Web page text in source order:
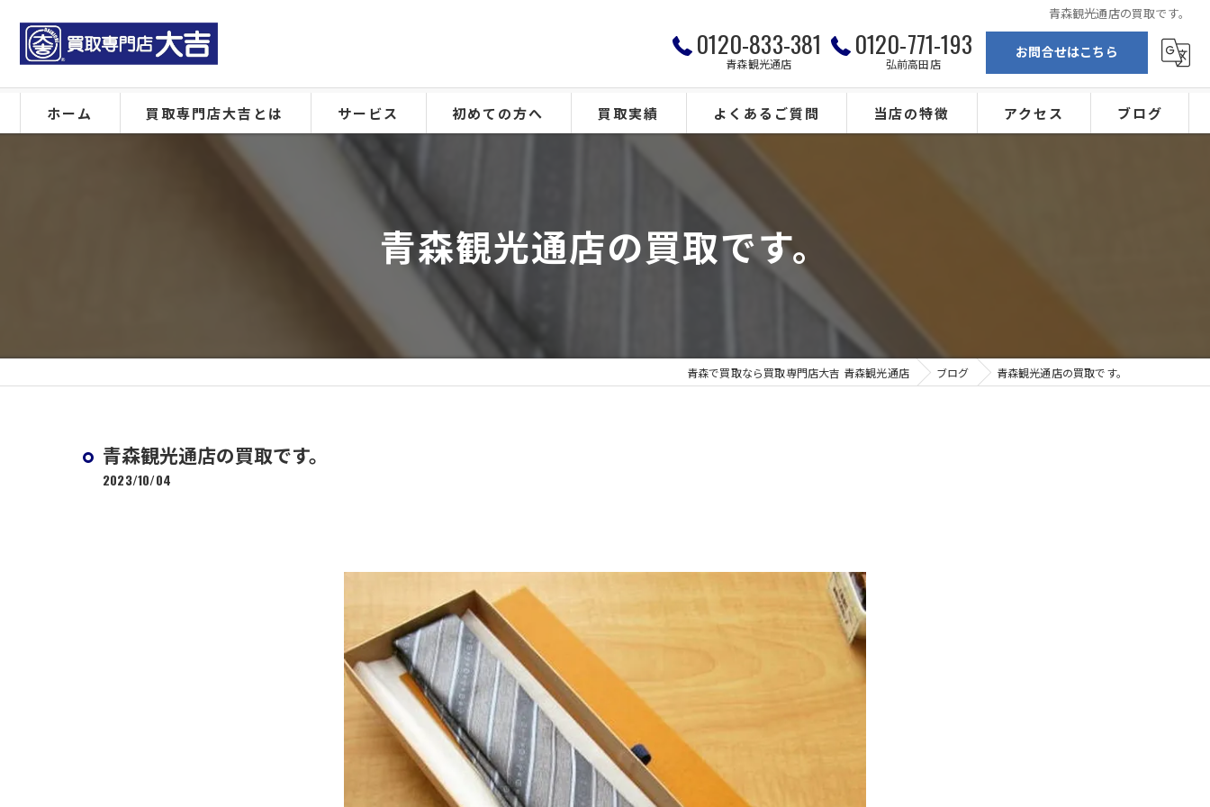
青森観光通店の買取です。
0120-833-381
青森観光通店
0120-771-193
弘前高田店
お問合せはこちら
ホーム 買取専門店大吉とは サービス 初めての方へ 買取実績 よくあるご質問 当店の特徴
ジュエリー
アクセス ブログ
青森観光通店の買取です。
青森で買取なら買取専門店大吉 青森観光通店 ブログ 青森観光通店の買取です。
青森観光通店の買取です。
2023/10/04